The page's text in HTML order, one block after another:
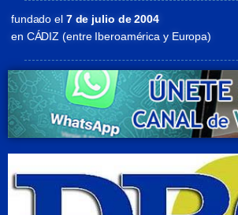
fundado el7 de julio de 2004
en CÁDIZ (entre Iberoamérica y Europa)